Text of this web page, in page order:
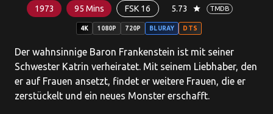
1973 95 Mins FSK 16 5.73 star TMDB
4K 1080P 720P BLURAY DTS
Der wahnsinnige Baron Frankenstein ist mit seiner
Schwester Katrin verheiratet. Mit seinem Liebhaber, den
er auf Frauen ansetzt, findet er weitere Frauen, die er
zerstückelt und ein neues Monster erschafft.